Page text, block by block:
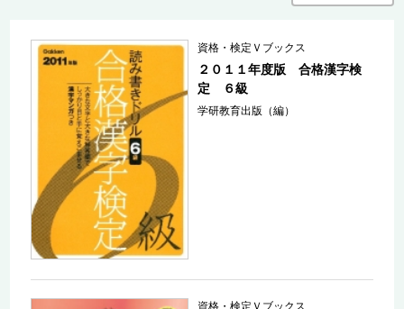
資格・検定Ｖブックス
２０１１年度版 合格漢字検
定 ６級
学研教育出版（編）